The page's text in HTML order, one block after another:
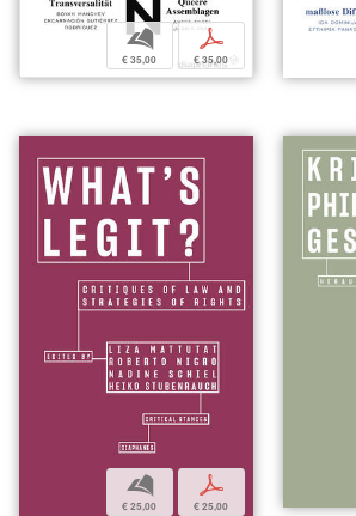
b
€ 35,00
p
€ 35,00
b
€ 25,00
p
€ 25,00